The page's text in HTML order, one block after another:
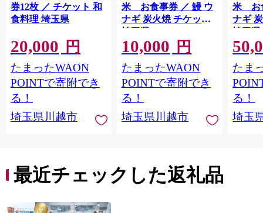
券12枚 ／ チケット 和
食料理 埼玉県
20,000 円
たまったWAON
POINTで寄附でき
る！
埼玉県川越市
米 お食事券 ／ 鰻 ウ
ナギ 炭火焼 チケット
埼玉県
10,000 円
たまったWAON
POINTで寄附でき
る！
埼玉県川越市
米 お
ナギ
埼玉県
たま
る！
埼玉
最近チェックした返礼品